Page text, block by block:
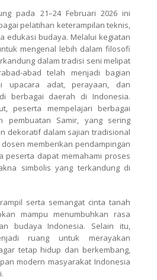
pada 21–24 Februari 2026 ini
pelatihan keterampilan teknis,
edukasi budaya. Melalui kegiatan
mengenal lebih dalam filosofi
dalam tradisi seni melipat
abad telah menjadi bagian
upacara adat, perayaan, dan
berbagai daerah di Indonesia.
peserta mempelajari berbagai
pembuatan Samir, yang sering
dekoratif dalam sajian tradisional
memberikan pendampingan
peserta dapat memahami proses
simbolis yang terkandung di
serta semangat cinta tanah
mampu menumbuhkan rasa
budaya Indonesia. Selain itu,
ruang untuk merayakan
tetap hidup dan berkembang,
modern masyarakat Indonesia